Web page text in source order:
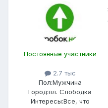
Постоянные участники
2.7 тыс
Пол:Мужчина
Город:пл. Слободка
Интересы:Все, что